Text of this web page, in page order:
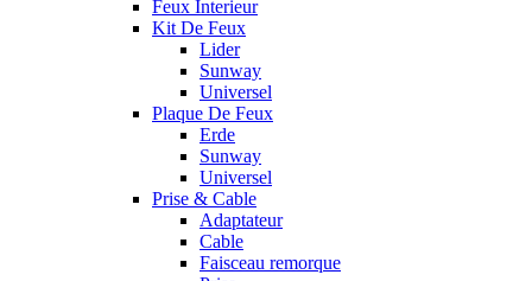
Feux Interieur
Kit De Feux
Lider
Sunway
Universel
Plaque De Feux
Erde
Sunway
Universel
Prise & Cable
Adaptateur
Cable
Faisceau remorque